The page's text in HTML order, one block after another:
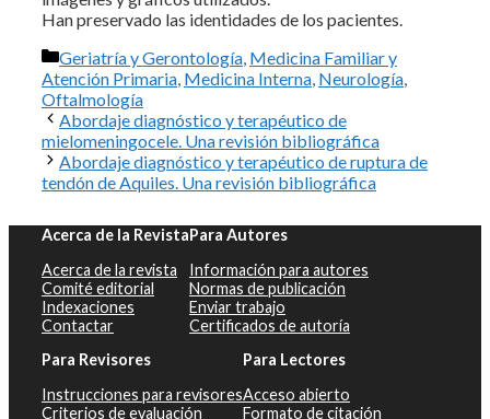
Han preservado las identidades de los pacientes.
Categorías
Geriatría y Gerontología, Medicina Familiar y
Atención Primaria, Medicina Interna, Neurología,
Oftalmología
Abordaje diagnóstico y terapéutico de
mielomeningocele. Una revisión bibliográfica
Abordaje diagnóstico y terapéutico de ruptura de
tendón de Aquiles. Una revisión bibliográfica
Acerca de la Revista
Acerca de la revista
Comité editorial
Indexaciones
Contactar
Para Autores
Información para autores
Normas de publicación
Enviar trabajo
Certificados de autoría
Para Revisores
Instrucciones para revisores
Criterios de evaluación
Para Lectores
Acceso abierto
Formato de citación